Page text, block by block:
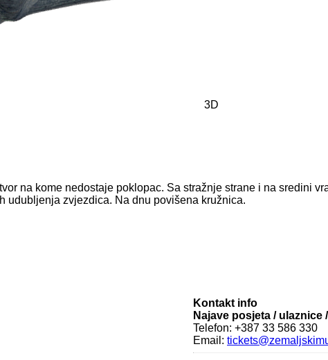
3D
na kome nedostaje poklopac. Sa stražnje strane i na sredini
udubljenja zvjezdica. Na dnu povišena kružnica.
Kontakt info
Najave posjeta / ulaznice
Telefon: +387 33 586 330
Email: